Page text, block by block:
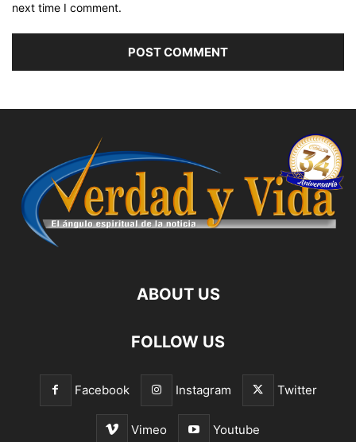
next time I comment.
ABOUT US
FOLLOW US
Facebook Instagram Twitter
Vimeo Youtube